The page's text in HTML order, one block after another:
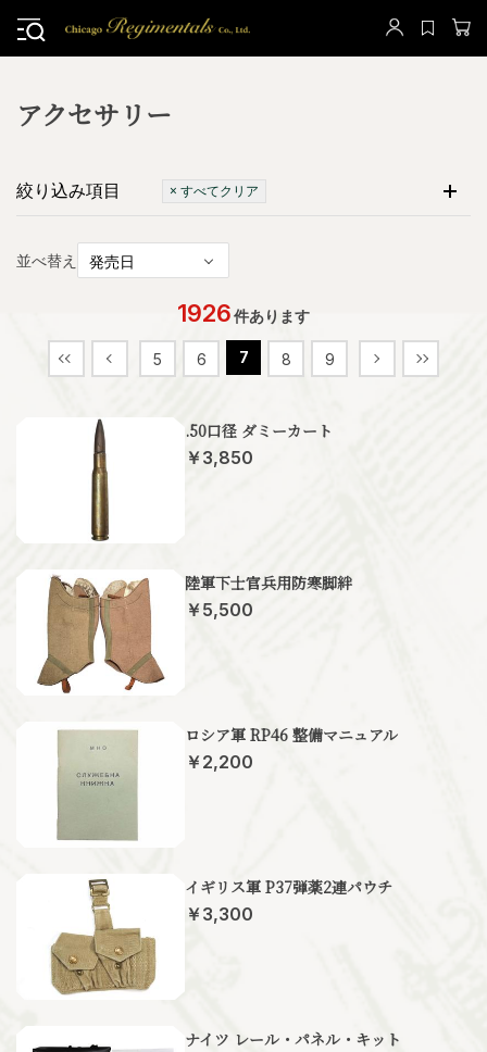
アクセサリー
絞り込み項目 × すべてクリア
並べ替え
1926件あります
5 6 7 8 9
.50口径 ダミーカート
￥3,850
陸軍下士官兵用防寒脚絆
￥5,500
ロシア軍 RP46 整備マニュアル
￥2,200
イギリス軍 P37弾薬2連パウチ
￥3,300
ナイツ レール・パネル・キット